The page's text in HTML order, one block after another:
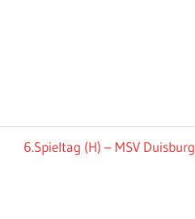
Nächster
6.Spieltag (H) – MSV Duisburg